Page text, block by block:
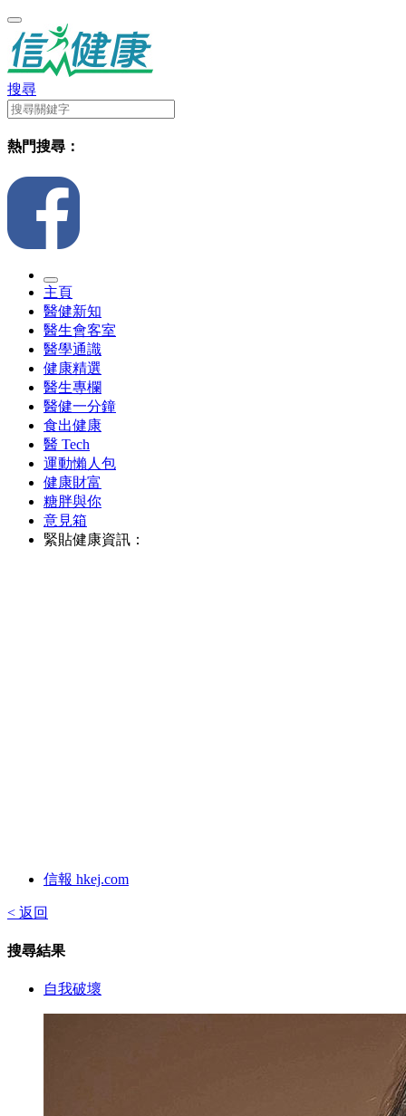
搜尋
熱門搜尋：
主頁
醫健新知
醫生會客室
醫學通識
健康精選
醫生專欄
醫健一分鐘
食出健康
醫 Tech
運動懶人包
健康財富
糖胖與你
意見箱
緊貼健康資訊：
信報 hkej.com
< 返回
搜尋結果
自我破壞